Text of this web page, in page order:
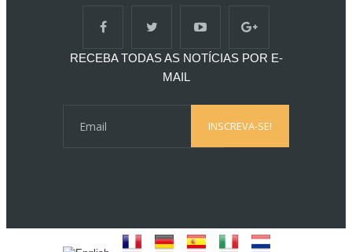
RECEBA TODAS AS NOTÍCIAS POR E-
MAIL